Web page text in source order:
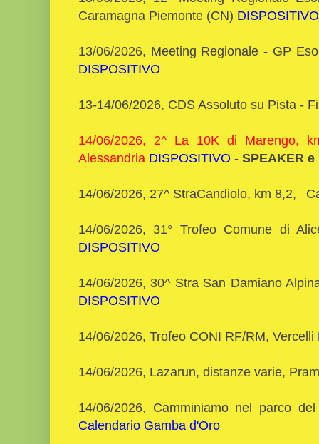
Caramagna Piemonte (CN) DISPOSITIVO
13/06/2026, Meeting Regionale - GP
DISPOSITIVO
13-14/06/2026, CDS Assoluto su Pista -
14/06/2026, 2^ La 10K di Marengo,
Alessandria DISPOSITIVO - SPEAKER
14/06/2026, 27^ StraCandiolo, km 8,2,
14/06/2026, 31° Trofeo Comune di
DISPOSITIVO
14/06/2026, 30^ Stra San Damiano
DISPOSITIVO
14/06/2026, Trofeo CONI RF/RM, Vercelli
14/06/2026, Lazarun, distanze varie,
14/06/2026, Camminiamo nel parco
Calendario Gamba d'Oro